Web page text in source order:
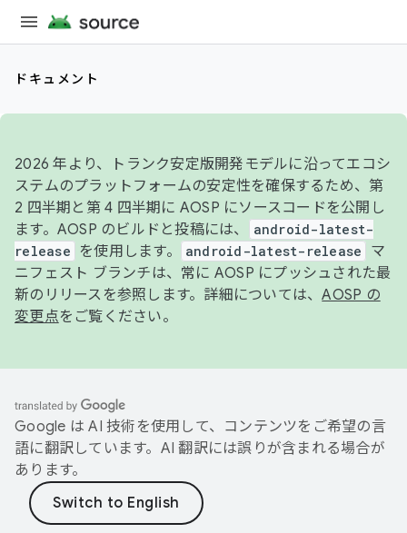
ドキュメント
2026 年より、トランク安定版開発モデルに沿ってエコシ
ステムのプラットフォームの安定性を確保するため、第
2 四半期と第 4 四半期に AOSP にソースコードを公開し
ます。AOSP のビルドと投稿には、
android-latest-
release
を使用します。 android-latest-release
マ
ニフェスト ブランチは、常に AOSP にプッシュされた最
新のリリースを参照します。詳細については、AOSP の
変更点をご覧ください。
Google は AI 技術を使用して、コンテンツをご希望の言
語に翻訳しています。AI 翻訳には誤りが含まれる場合が
あります。